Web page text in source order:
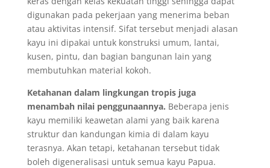
digunakan pada pekerjaan yang menerima beban
atau aktivitas intensif. Sifat tersebut menjadi alasan
kayu ini dipakai untuk konstruksi umum, lantai,
kusen, pintu, dan bagian bangunan lain yang
membutuhkan material kokoh.
Ketahanan dalam lingkungan tropis juga
menambah nilai penggunaannya. Beberapa jenis
kayu memiliki keawetan alami yang baik karena
struktur dan kandungan kimia di dalam kayu
terasnya. Akan tetapi, ketahanan tersebut tidak
boleh digeneralisasi untuk semua kayu Papua.